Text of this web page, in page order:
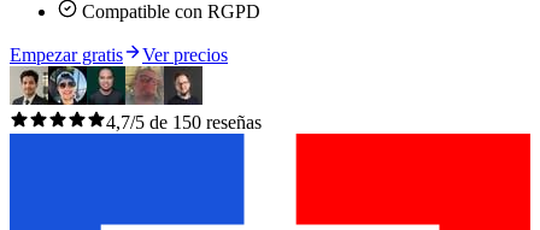
Compatible con RGPD
Empezar gratis Ver precios
4,7/5 de 150 reseñas